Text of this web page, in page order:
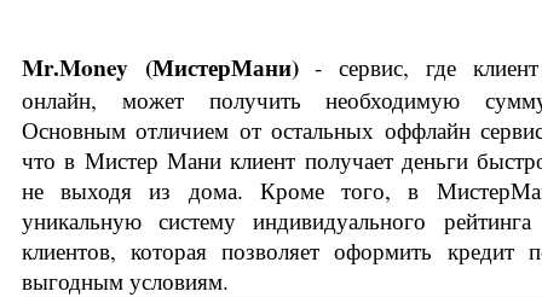
Mr.Money (МистерМани) - сервис, где
онлайн, может получить необходимую
Основным отличием от остальных оффлайн
что в Мистер Мани клиент получает деньги
не выходя из дома. Кроме того, в
уникальную систему индивидуального
клиентов, которая позволяет оформить кредит
выгодным условиям.